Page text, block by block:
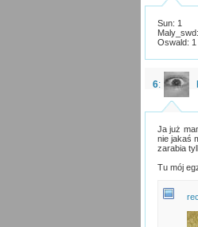
Sun: 1
Oswald: 1
6:
Ja już
nie jakaś
zarabia
Tu mój